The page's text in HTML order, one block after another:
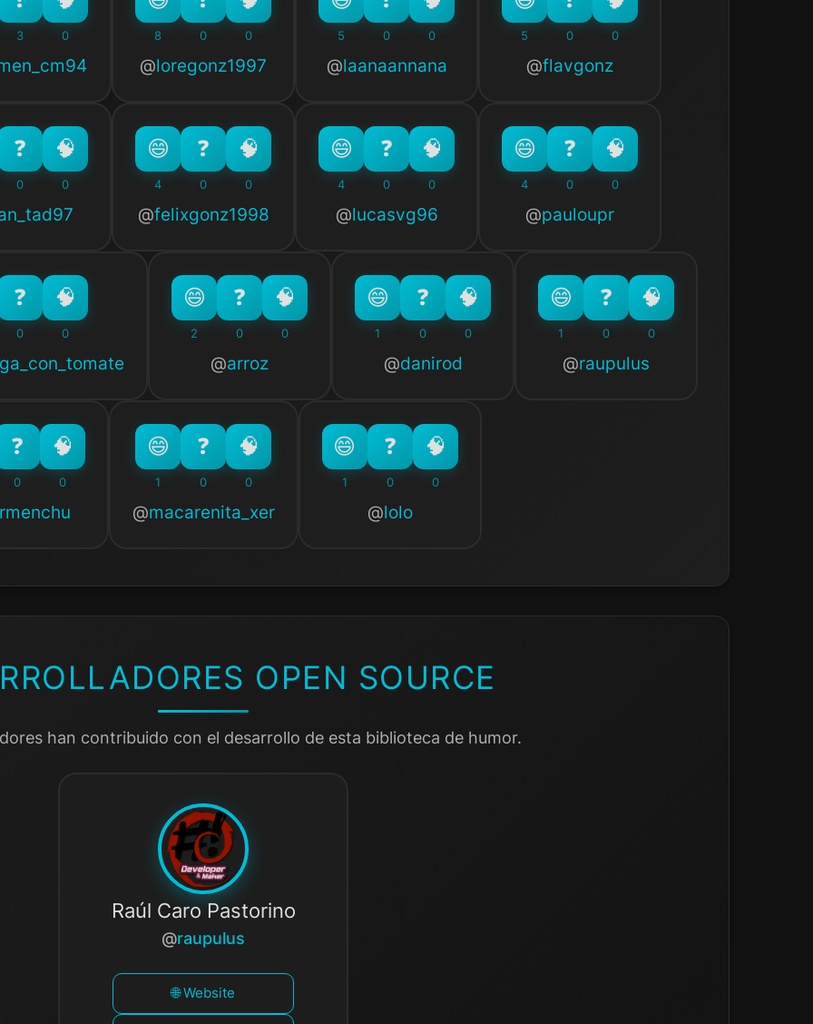
3 0 8 0 0
loregonz1997
5 0 0
laanaannana
5 0 0
flavgonz
0 0 4 0 0
felixgonz1998
4 0 0
lucasvg96
4 0 0
pauloupr
0 0 2 0 0
arroz
1 0 0
danirod
1 0 0
raupulus
0 0 1 0 0
macarenita_xer
1 0 0
lolo
OPEN SOURCE
han contribuido con el desarrollo de esta biblioteca de humor.
Raúl Caro Pastorino
raupulus
🌐 Website